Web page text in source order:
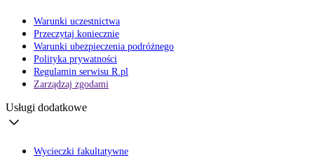
Warunki uczestnictwa
Przeczytaj koniecznie
Warunki ubezpieczenia podróżnego
Polityka prywatności
Regulamin serwisu R.pl
Zarządzaj zgodami
Usługi dodatkowe
Wycieczki fakultatywne